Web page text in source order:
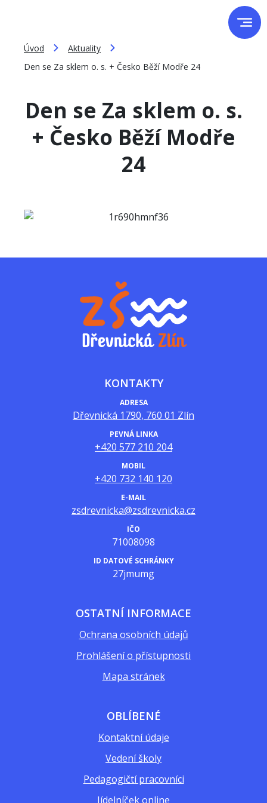
Úvod
Aktuality
Den se Za sklem o. s. + Česko Běží Modře 24
Den se Za sklem o. s.
+ Česko Běží Modře
24
KONTAKTY
ADRESA
Dřevnická 1790, 760 01 Zlín
PEVNÁ LINKA
+420 577 210 204
MOBIL
+420 732 140 120
E-MAIL
zsdrevnicka@zsdrevnicka.cz
IČO
71008098
ID DATOVÉ SCHRÁNKY
27jmumg
OSTATNÍ INFORMACE
Ochrana osobních údajů
Prohlášení o přístupnosti
Mapa stránek
OBLÍBENÉ
Kontaktní údaje
Vedení školy
Pedagogičtí pracovníci
Jídelníček online